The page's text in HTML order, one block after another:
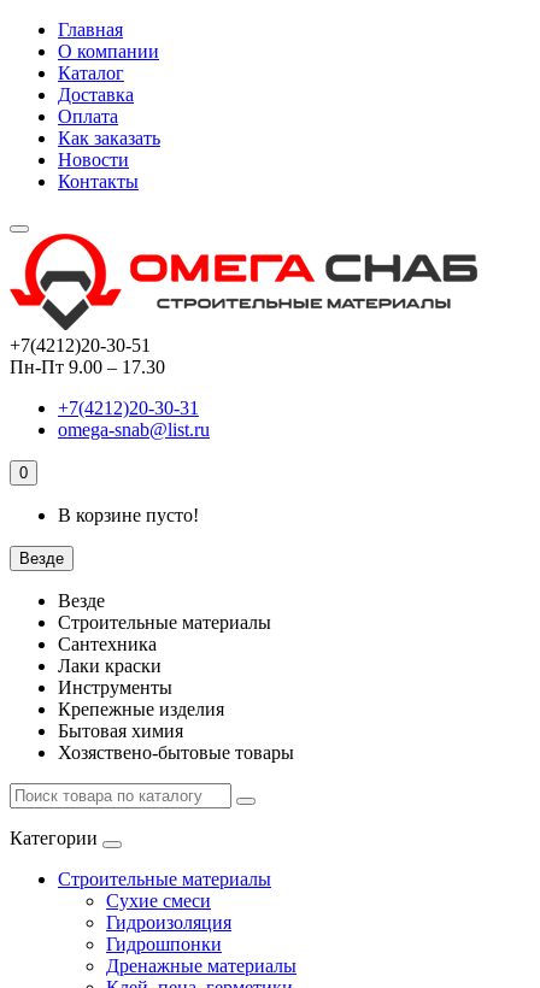
Главная
О компании
Каталог
Доставка
Оплата
Как заказать
Новости
Контакты
+7(4212)20-30-51
Пн-Пт 9.00 – 17.30
+7(4212)20-30-31
omega-snab@list.ru
0
В корзине пусто!
Везде
Везде
Строительные материалы
Сантехника
Лаки краски
Инструменты
Крепежные изделия
Бытовая химия
Хозяствено-бытовые товары
Категории
Строительные материалы
Сухие смеси
Гидроизоляция
Гидрошпонки
Дренажные материалы